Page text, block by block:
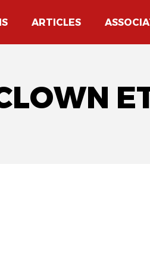
ARTICLES